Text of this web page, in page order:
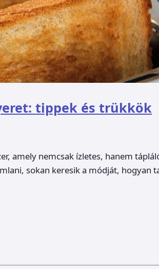
tippek és trükkök
amely nemcsak ízletes, hanem
sokan keresik a módját, hogyan